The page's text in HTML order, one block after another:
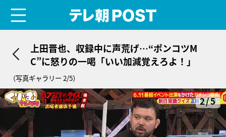
上田晋也、収録中に声荒げ…“ポンコツM
C”に怒りの一喝「いい加減覚えろよ！」
（写真ギャラリー 2/5）
2/5